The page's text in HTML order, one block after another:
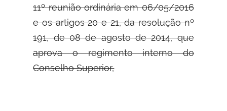
11º reunião ordinária em 06/05/2016
e os artigos 20 e 21, da resolução nº
191, de 08 de agosto de 2014, que
aprova o regimento interno do
Conselho Superior,